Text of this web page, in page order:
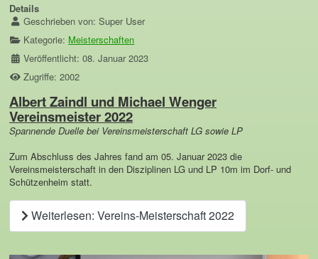
Details
Geschrieben von:Super User
Kategorie: Meisterschaften
Veröffentlicht: 08. Januar 2023
Zugriffe: 2002
Albert Zaindl und Michael Wenger
Vereinsmeister 2022
Spannende Duelle bei Vereinsmeisterschaft LG sowie LP
Zum Abschluss des Jahres fand am 05. Januar 2023 die
Vereinsmeisterschaft in den Disziplinen LG und LP 10m im Dorf- und
Schützenheim statt.
Weiterlesen: Vereins-Meisterschaft 2022